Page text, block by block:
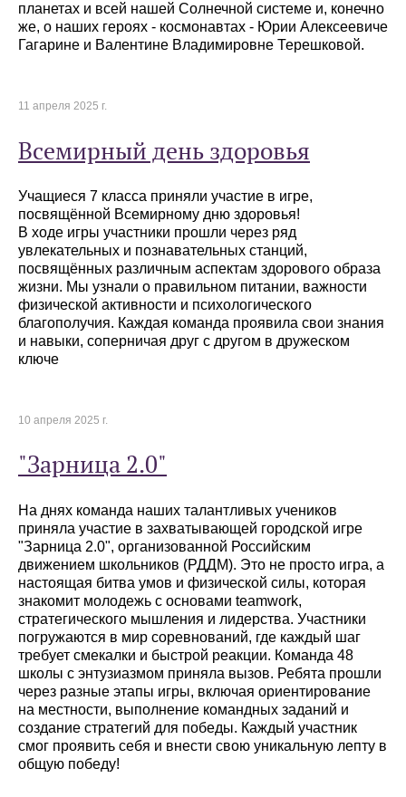
планетах и всей нашей Солнечной системе и, конечно
же, о наших героях - космонавтах - Юрии Алексеевиче
Гагарине и Валентине Владимировне Терешковой.
11 апреля 2025 г.
Всемирный день здоровья
Учащиеся 7 класса приняли участие в игре,
посвящённой Всемирному дню здоровья!
В ходе игры участники прошли через ряд
увлекательных и познавательных станций,
посвящённых различным аспектам здорового образа
жизни. Мы узнали о правильном питании, важности
физической активности и психологического
благополучия. Каждая команда проявила свои знания
и навыки, соперничая друг с другом в дружеском
ключе
10 апреля 2025 г.
"Зарница 2.0"
На днях команда наших талантливых учеников
приняла участие в захватывающей городской игре
"Зарница 2.0", организованной Российским
движением школьников (РДДМ). Это не просто игра, а
настоящая битва умов и физической силы, которая
знакомит молодежь с основами teamwork,
стратегического мышления и лидерства. Участники
погружаются в мир соревнований, где каждый шаг
требует смекалки и быстрой реакции. Команда 48
школы с энтузиазмом приняла вызов. Ребята прошли
через разные этапы игры, включая ориентирование
на местности, выполнение командных заданий и
создание стратегий для победы. Каждый участник
смог проявить себя и внести свою уникальную лепту в
общую победу!